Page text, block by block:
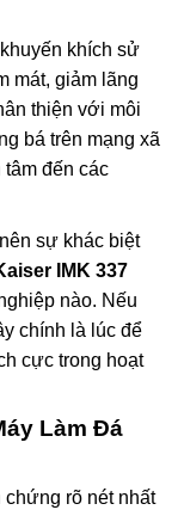
khích sử
mát, giảm lãng
thiện với môi
bá trên mạng xã
đến các
sự khác biệt
IMK 337
nào. Nếu
chính là lúc để
cực trong hoạt
Làm Đá
rõ nét nhất